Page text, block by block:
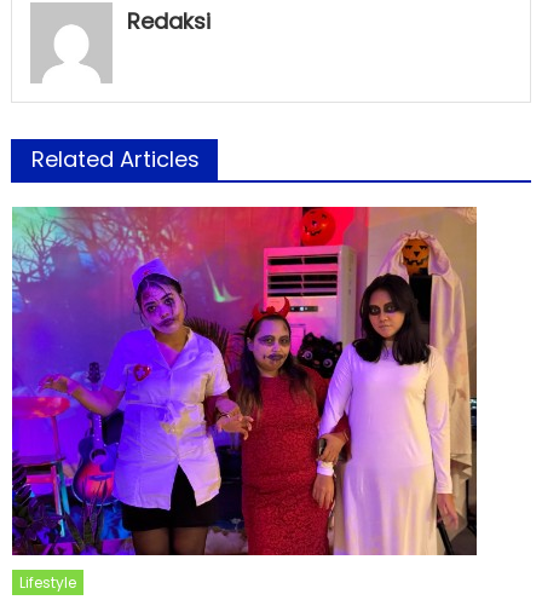
Redaksi
Related Articles
Lifestyle